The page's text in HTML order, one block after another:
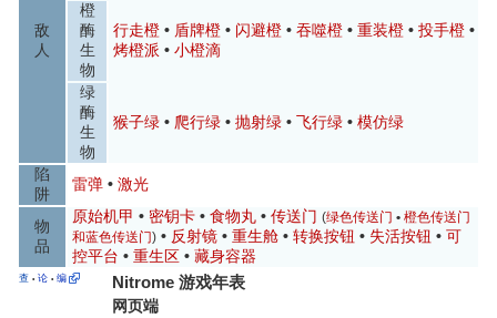
敌
人
橙
酶
生
物
行走橙 • 盾牌橙 • 闪避橙 • 吞噬橙 • 重装橙 • 投手橙 •
烤橙派 • 小橙滴
绿
酶
生
物
猴子绿 • 爬行绿 • 抛射绿 • 飞行绿 • 模仿绿
陷
阱
雷弹 • 激光
物
品
原始机甲 • 密钥卡 • 食物丸 • 传送门 (绿色传送门 • 橙色传送门
和蓝色传送门) • 反射镜 • 重生舱 • 转换按钮 • 失活按钮 • 可
控平台 • 重生区 • 藏身容器
查 • 论 • 编 Nitrome 游戏年表
网页端